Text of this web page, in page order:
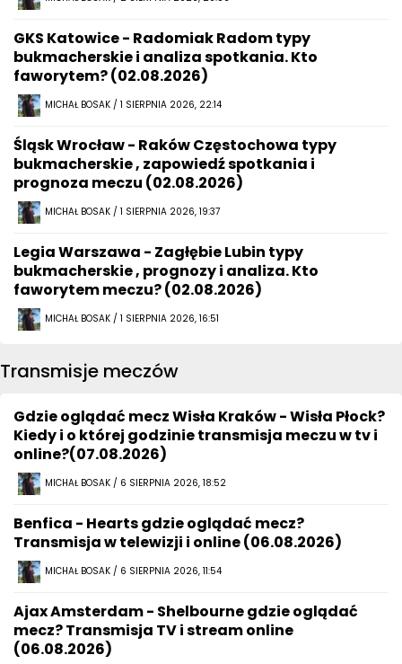
GKS Katowice - Radomiak Radom typy
bukmacherskie i analiza spotkania. Kto
faworytem? (02.08.2026)
MICHAŁ BOSAK / 1 SIERPNIA 2026, 22:14
Śląsk Wrocław - Raków Częstochowa typy
bukmacherskie , zapowiedź spotkania i
prognoza meczu (02.08.2026)
MICHAŁ BOSAK / 1 SIERPNIA 2026, 19:37
Legia Warszawa - Zagłębie Lubin typy
bukmacherskie , prognozy i analiza. Kto
faworytem meczu? (02.08.2026)
MICHAŁ BOSAK / 1 SIERPNIA 2026, 16:51
Transmisje meczów
Gdzie oglądać mecz Wisła Kraków - Wisła Płock?
Kiedy i o której godzinie transmisja meczu w tv i
online?(07.08.2026)
MICHAŁ BOSAK / 6 SIERPNIA 2026, 18:52
Benfica - Hearts gdzie oglądać mecz?
Transmisja w telewizji i online (06.08.2026)
MICHAŁ BOSAK / 6 SIERPNIA 2026, 11:54
Ajax Amsterdam - Shelbourne gdzie oglądać
mecz? Transmisja TV i stream online
(06.08.2026)